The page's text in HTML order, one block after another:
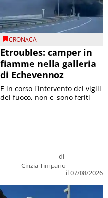
CRONACA
Etroubles: camper in
fiamme nella galleria
di Echevennoz
di
Cinzia Timpano
il 07/08/2026
E in corso l'intervento dei vigili
del fuoco, non ci sono feriti